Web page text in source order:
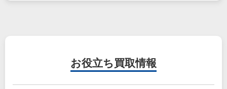
お役立ち 買取情報